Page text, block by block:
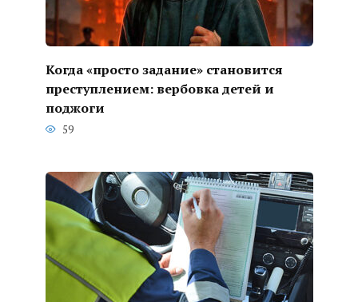
Когда «просто задание» становится
преступлением: вербовка детей и
поджоги
59